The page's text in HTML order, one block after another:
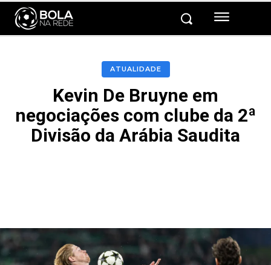
ATUALIDADE
Kevin De Bruyne em
negociações com clube da 2ª
Divisão da Arábia Saudita